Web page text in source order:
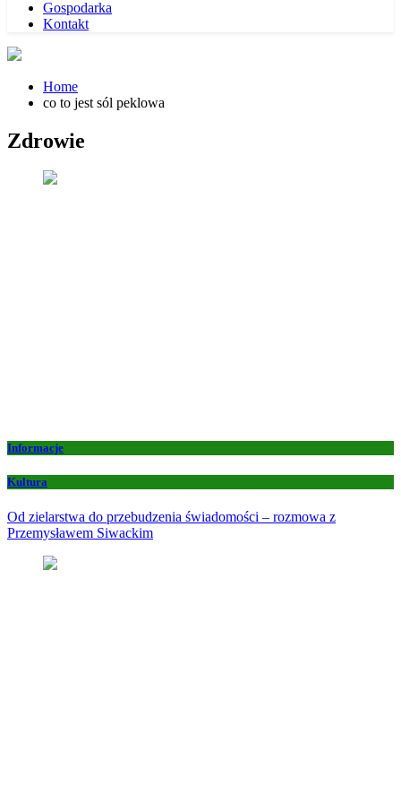
Gospodarka
Kontakt
Home
co to jest sól peklowa
Zdrowie
Informacje
Kultura
Od zielarstwa do przebudzenia świadomości – rozmowa z
Przemysławem Siwackim